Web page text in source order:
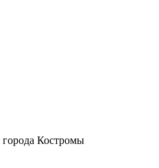
Костромы